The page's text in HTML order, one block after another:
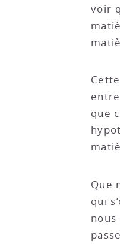
voir
que
Que
qui